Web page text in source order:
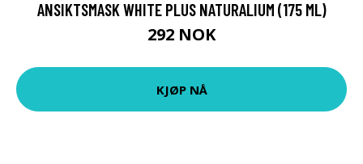
ANSIKTSMASK WHITE PLUS NATURALIUM (175 ML)
292 NOK
KJØP NÅ